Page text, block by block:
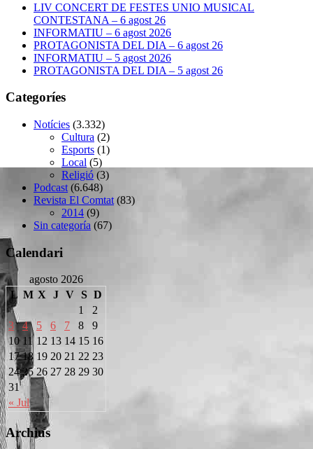
LIV CONCERT DE FESTES UNIO MUSICAL
CONTESTANA – 6 agost 26
INFORMATIU – 6 agost 2026
PROTAGONISTA DEL DIA – 6 agost 26
INFORMATIU – 5 agost 2026
PROTAGONISTA DEL DIA – 5 agost 26
Categoríes
Notícies (3.332)
Cultura (2)
Esports (1)
Local (5)
Religió (3)
Podcast (6.648)
Revista El Comtat (83)
2014 (9)
Sin categoría (67)
Calendari
agosto 2026
L M X J V S D
« Jul
1
2
3
4 5 6 7 8
9
10 11 12 13 14 15 16
17 18 19 20 21 22 23
24 25 26 27 28 29 30
31
Archius